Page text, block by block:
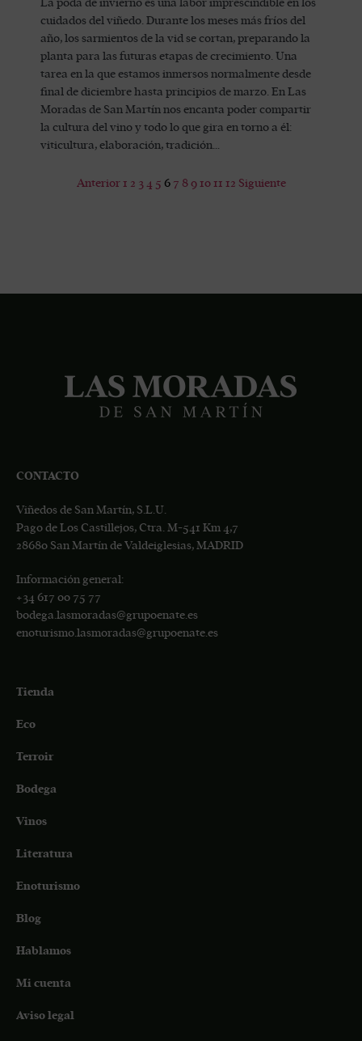
La poda de invierno es una labor imprescindible en los
cuidados del viñedo. Durante los meses más fríos del
año, los sarmientos de la vid se cortan, preparando la
planta para las futuras etapas de crecimiento. Una
tarea en la que estamos inmersos normalmente desde
final de diciembre hasta principios de marzo. En Las
Moradas de San Martín nos encanta poder compartir
la cultura del vino y todo lo que gira en torno a él:
viticultura, elaboración, tradición…
Anterior 1 2 3 4 5 6 7 8 9 10 11 12 Siguiente
CONTACTO
Viñedos de San Martín, S.L.U.
Pago de Los Castillejos, Ctra. M-541 Km 4,7
28680 San Martín de Valdeiglesias, MADRID
Información general:
+34 617 00 75 77
bodega.lasmoradas@grupoenate.es
enoturismo.lasmoradas@grupoenate.es
Tienda
Eco
Terroir
Bodega
Vinos
Literatura
Enoturismo
Blog
Hablamos
Mi cuenta
Aviso legal